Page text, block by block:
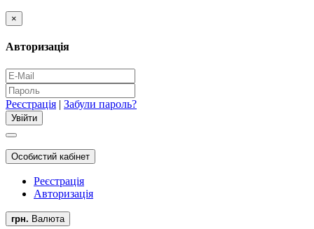
×
Авторизація
Реєстрація | Забули пароль?
Особистий кабінет
Реєстрація
Авторизація
грн. Валюта